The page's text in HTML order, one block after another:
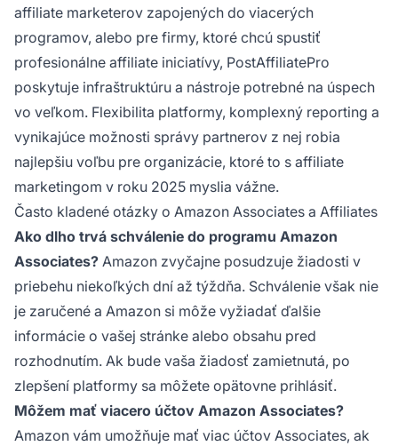
affiliate marketerov zapojených do viacerých
programov, alebo pre firmy, ktoré chcú spustiť
profesionálne affiliate iniciatívy, PostAffiliatePro
poskytuje infraštruktúru a nástroje potrebné na úspech
vo veľkom. Flexibilita platformy, komplexný reporting a
vynikajúce možnosti správy partnerov z nej robia
najlepšiu voľbu pre organizácie, ktoré to s affiliate
marketingom v roku 2025 myslia vážne.
Často kladené otázky o Amazon Associates a Affiliates
Ako dlho trvá schválenie do programu Amazon
Associates? Amazon zvyčajne posudzuje žiadosti v
priebehu niekoľkých dní až týždňa. Schválenie však nie
je zaručené a Amazon si môže vyžiadať ďalšie
informácie o vašej stránke alebo obsahu pred
rozhodnutím. Ak bude vaša žiadosť zamietnutá, po
zlepšení platformy sa môžete opätovne prihlásiť.
Môžem mať viacero účtov Amazon Associates?
Amazon vám umožňuje mať viac účtov Associates, ak